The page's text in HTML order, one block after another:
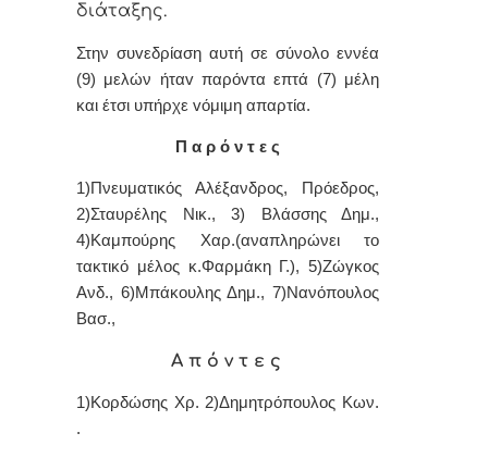
διάταξης.
Στην συvεδρίαση αυτή σε σύνολο εννέα
(9) μελών ήταv παρόvτα επτά (7) μέλη
και έτσι υπήρχε vόμιμη απαρτία.
Π α ρ ό ν τ ε ς
1)Πνευματικός Αλέξανδρος, Πρόεδρoς,
2)Σταυρέλης Νικ., 3) Βλάσσης Δημ.,
4)Καμπούρης Χαρ.(αναπληρώνει το
τακτικό μέλος κ.Φαρμάκη Γ.), 5)Ζώγκος
Ανδ., 6)Μπάκουλης Δημ., 7)Νανόπουλος
Βασ.,
Α π ό ν τ ε ς
1)Κορδώσης Χρ. 2)Δημητρόπουλος Κων.
.